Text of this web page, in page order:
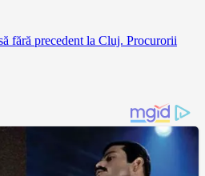
fără precedent la Cluj. Procurorii